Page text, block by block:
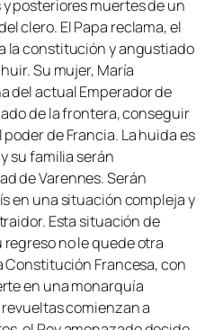
posteriores muertes de un
clero. El Papa reclama, el
la constitución y angustiado
Su mujer, María
del actual Emperador de
de la frontera, conseguir
de Francia. La huida es
su familia serán
de Varennes. Serán
en una situación compleja y
Esta situación de
no le quede otra
Francesa, con
en una monarquía
comienzan a